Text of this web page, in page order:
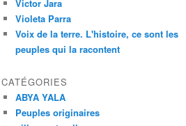
Victor Jara
Violeta Parra
Voix de la terre. L'histoire, ce sont les
peuples qui la racontent
CATÉGORIES
ABYA YALA
Peuples originaires